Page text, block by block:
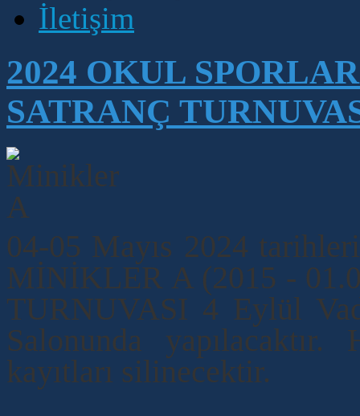
İletişim
2024 OKUL
SATRANÇ
04-05 Mayıs 2024
MİNİKLER A (2015 -
TURNUVASI 4 Eylül
Salonunda yapılacaktır.
kayıtları silinecektir.